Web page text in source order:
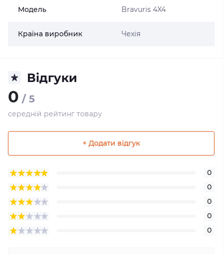
Модель Bravuris 4X4
Країна виробник Чехія
Відгуки
0 / 5
середній рейтинг товару
+ Додати відгук
0
0
0
0
0